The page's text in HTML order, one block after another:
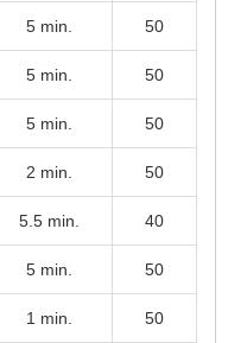
5 min. 50
5 min. 50
5 min. 50
2 min. 50
5.5 min. 40
5 min. 50
1 min. 50